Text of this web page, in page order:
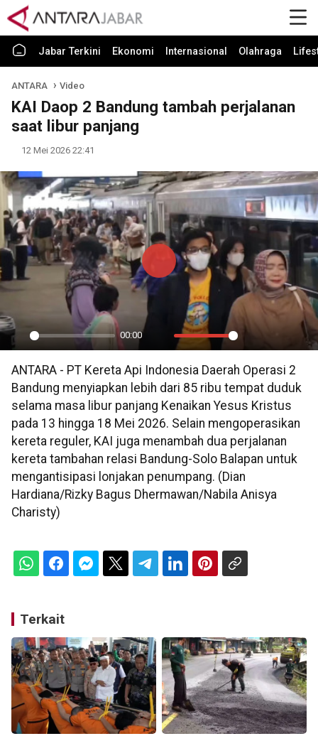
Jabar Terkini Ekonomi Internasional Olahraga
ANTARA Video
KAI Daop 2 Bandung tambah perjalanan
saat libur panjang
12 Mei 2026 22:41
Play
00:00
Mute Settings
PIP
Play
ANTARA - PT Kereta Api Indonesia Daerah Operasi 2
Bandung menyiapkan lebih dari 85 ribu tempat duduk
selama masa libur panjang Kenaikan Yesus Kristus
pada 13 hingga 18 Mei 2026. Selain mengoperasikan
kereta reguler, KAI juga menambah dua perjalanan
kereta tambahan relasi Bandung-Solo Balapan untuk
mengantisipasi lonjakan penumpang. (Dian
Hardiana/Rizky Bagus Dhermawan/Nabila Anisya
Charisty)
Terkait